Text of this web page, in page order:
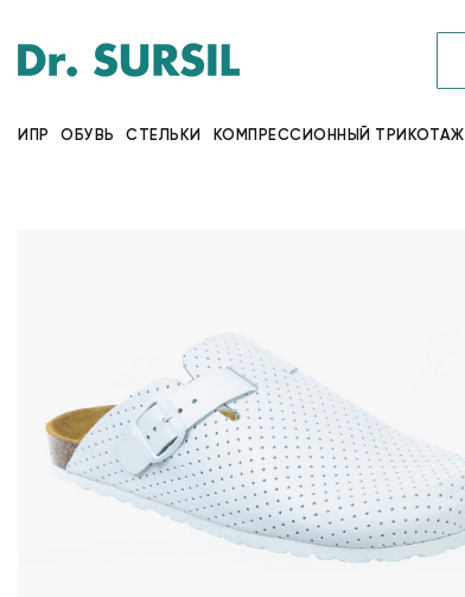
ИПР ОБУВЬ СТЕЛЬКИ КОМПРЕССИОННЫЙ ТРИКОТАЖ